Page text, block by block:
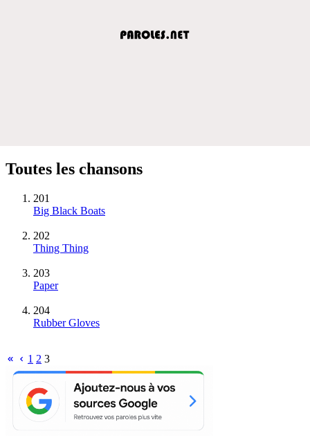
Toutes les chansons
201
Big Black Boats
202
Thing Thing
203
Paper
204
Rubber Gloves
1 2 3